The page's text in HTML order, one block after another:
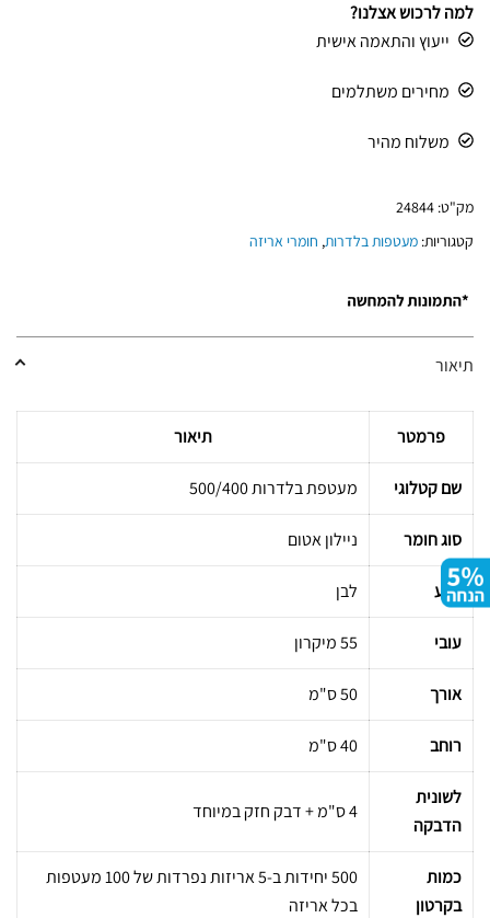
למה לרכוש אצלנו?
ייעוץ והתאמה אישית
מחירים משתלמים
משלוח מהיר
מק"ט: 24844
קטגוריות: מעטפות בלדרות, חומרי אריזה
תיאור
פרמטר תיאור
שם קטלוגי מעטפת בלדרות 500/400
סוג חומר ניילון אטום
צבע לבן
עובי 55 מיקרון
אורך 50 ס"מ
רוחב 40 ס"מ
לשונית
הדבקה
4 ס"מ + דבק חזק במיוחד
כמות
בקרטון
500 יחידות ב-5 אריזות נפרדות של 100 מעטפות
בכל אריזה